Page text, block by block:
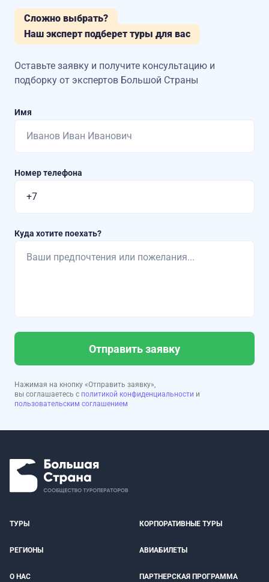
Сложно выбрать?
Наш эксперт подберет туры для вас
Оставьте заявку и получите консультацию и
подборку от экспертов Большой Страны
Имя
Номер телефона
Куда хотите поехать?
Отправить заявку
Нажимая на кнопку «Отправить заявку»,
вы соглашаетесь с политикой конфиденциальности и
пользовательским соглашением
ТУРЫ КОРПОРАТИВНЫЕ ТУРЫ
РЕГИОНЫ АВИАБИЛЕТЫ
О НАС ПАРТНЕРСКАЯ ПРОГРАММА